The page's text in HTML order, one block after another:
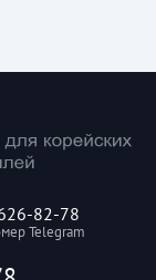
82-78
Telegram